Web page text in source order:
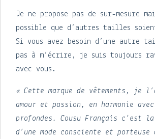
Je ne propose pas de sur-mesure
possible que d’autres tailles
Si vous avez besoin d’une autre
pas à m’écrire, je suis toujours
avec vous.
« Cette marque de vêtements, je
amour et passion, en harmonie
profondes. Cousu Français c’est la
d’une mode consciente et porteuse